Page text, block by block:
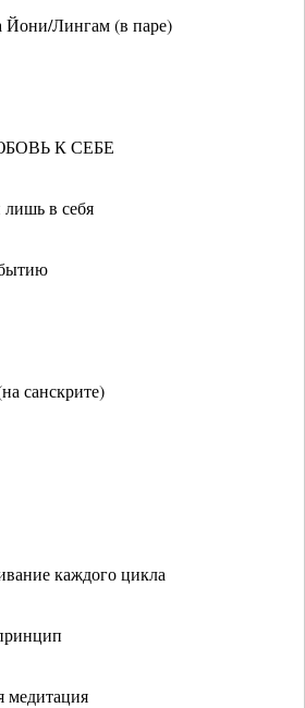
Йони/Лингам (в паре)
К СЕБЕ
в себя
санскрите)
каждого цикла
медитация